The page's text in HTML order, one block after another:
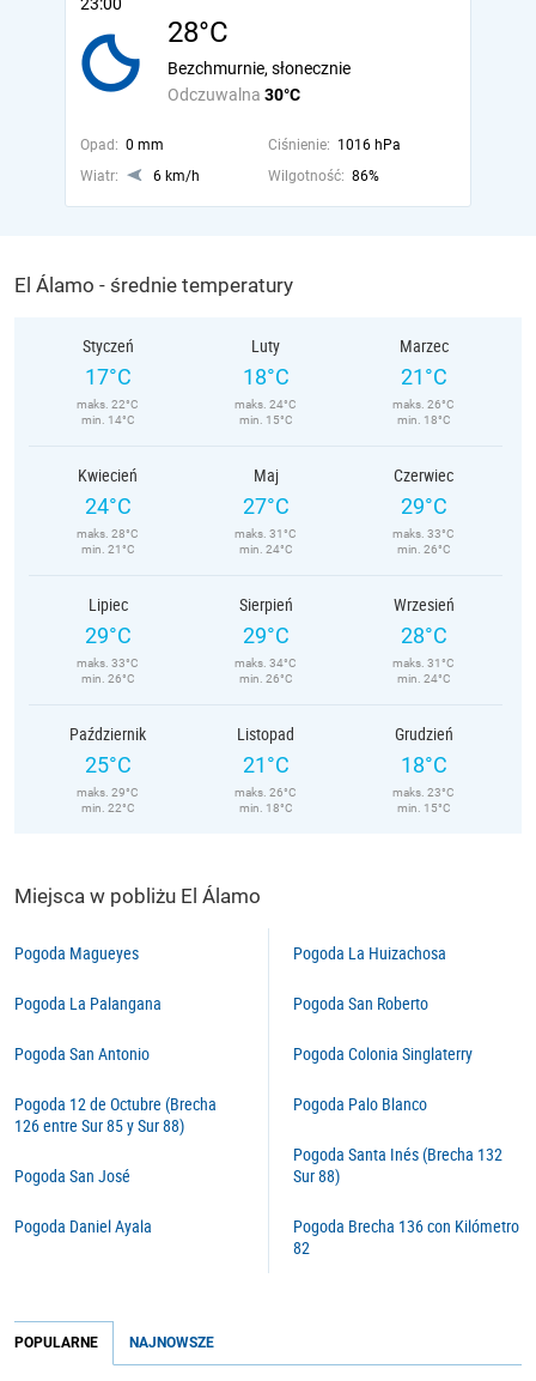
28°C
Odczuwalna 30°C
Bezchmurnie, słonecznie
Opad: 0 mm Ciśnienie: 1016 hPa
Wiatr:
6 km/h Wilgotność: 86%
El Álamo - średnie temperatury
Styczeń
17°C
maks. 22°C
min. 14°C
Luty
18°C
maks. 24°C
min. 15°C
Marzec
21°C
maks. 26°C
min. 18°C
Kwiecień
24°C
maks. 28°C
min. 21°C
Maj
27°C
maks. 31°C
min. 24°C
Czerwiec
29°C
maks. 33°C
min. 26°C
Lipiec
29°C
maks. 33°C
min. 26°C
Sierpień
29°C
maks. 34°C
min. 26°C
Wrzesień
28°C
maks. 31°C
min. 24°C
Październik
25°C
maks. 29°C
min. 22°C
Listopad
21°C
maks. 26°C
min. 18°C
Grudzień
18°C
maks. 23°C
min. 15°C
Miejsca w pobliżu El Álamo
Pogoda Magueyes
Pogoda La Palangana
Pogoda San Antonio
Pogoda 12 de Octubre (Brecha
126 entre Sur 85 y Sur 88)
Pogoda San José
Pogoda Daniel Ayala
Pogoda La Huizachosa
Pogoda San Roberto
Pogoda Colonia Singlaterry
Pogoda Palo Blanco
Pogoda Santa Inés (Brecha 132
Sur 88)
Pogoda Brecha 136 con Kilómetro
82
POPULARNE NAJNOWSZE